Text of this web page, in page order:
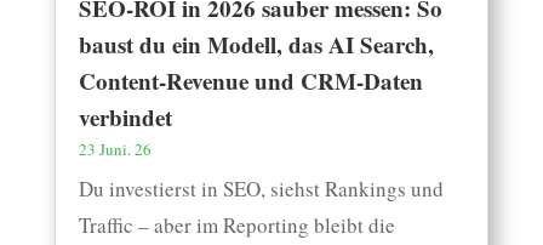
SEO-ROI in 2026 sauber messen: So
baust du ein Modell, das AI Search,
Content-Revenue und CRM-Daten
verbindet
23 Juni. 26
Du investierst in SEO, siehst Rankings und
Traffic – aber im Reporting bleibt die